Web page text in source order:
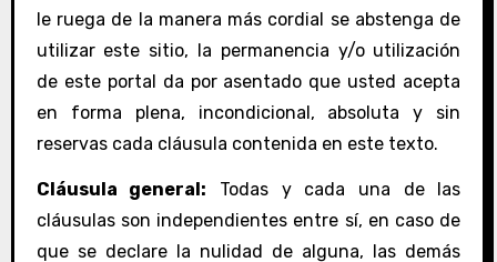
le ruega de la manera más cordial se abstenga de
utilizar este sitio, la permanencia y/o utilización
de este portal da por asentado que usted acepta
en forma plena, incondicional, absoluta y sin
reservas cada cláusula contenida en este texto.
Cláusula general: Todas y cada una de las
cláusulas son independientes entre sí, en caso de
que se declare la nulidad de alguna, las demás